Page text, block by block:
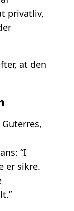
privatliv,
at den
“I
er sikre.